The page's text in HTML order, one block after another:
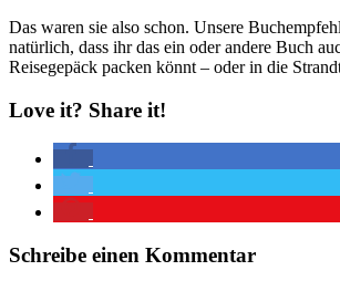
Das waren sie also schon. Unsere
natürlich, dass ihr das ein oder andere Buch
Reisegepäck packen könnt – oder in die
Love it? Share it!
Schreibe einen Kommentar